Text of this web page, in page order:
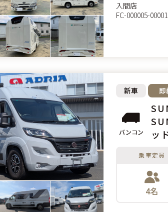
入間店
FC-000005-
新車 即
バンコン
ッ
乗車定員
4名